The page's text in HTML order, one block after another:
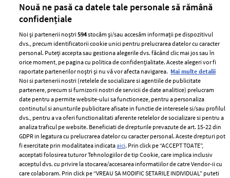
ELLE Style Awards
2024
Despre ELLE
Romania
Contact
Abonamente
Termeni si conditii
Politica de
confidențialitate
Politica de cookies
Publicitate
Nouă ne pasă ca datele tale personale să rămână
confidențiale
Noi și partenerii noștri594stocăm și/sau accesăm informații pe dispozitivul
dvs., precum identificatorii cookie unici pentru prelucrarea datelor cu caracter
personal. Puteți accepta sau gestiona alegerile dvs. făcând clic mai jos sau în
orice moment, pe pagina cu politica de confidențialitate. Aceste alegeri vor fi
raportate partenerilor noștri și nu vă vor afecta navigarea. Mai multe detalii
Noi si partenerii nostri (retelele de socializare si agentiile de publicitate
partenere, precum si furnizorii nostri de servicii de date analitice) prelucram
date pentru a permite website-ului sa functioneze, pentru a personaliza
continutul si anunturile publicitare afisate in functie de interesele si/sau profilul
dvs., pentru a va oferi functionalitati aferente retelelor de socializare si pentru a
analiza traficul pe website. Beneficiati de drepturile prevazute de art. 15-22 din
GDPR in legatura cu prelucrarea datelor cu caracter personal. Aceste drepturi pot
fi exercitate prin modalitatea indicataaici. Prin click pe “ACCEPT TOATE”,
acceptati folosirea tuturor Tehnologiilor de tip Cookie, care implica inclusiv
acceptul dvs. cu privire la stocarea/accesarea informatiilor de catre Vendor-ii cu
care colaboram. Prin click pe “VREAU SA MODIFIC SETARILE INDIVIDUAL” puteti